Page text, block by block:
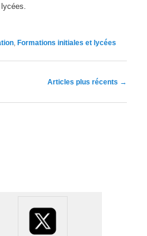
, Formations initiales et lycées
Articles plus récents →